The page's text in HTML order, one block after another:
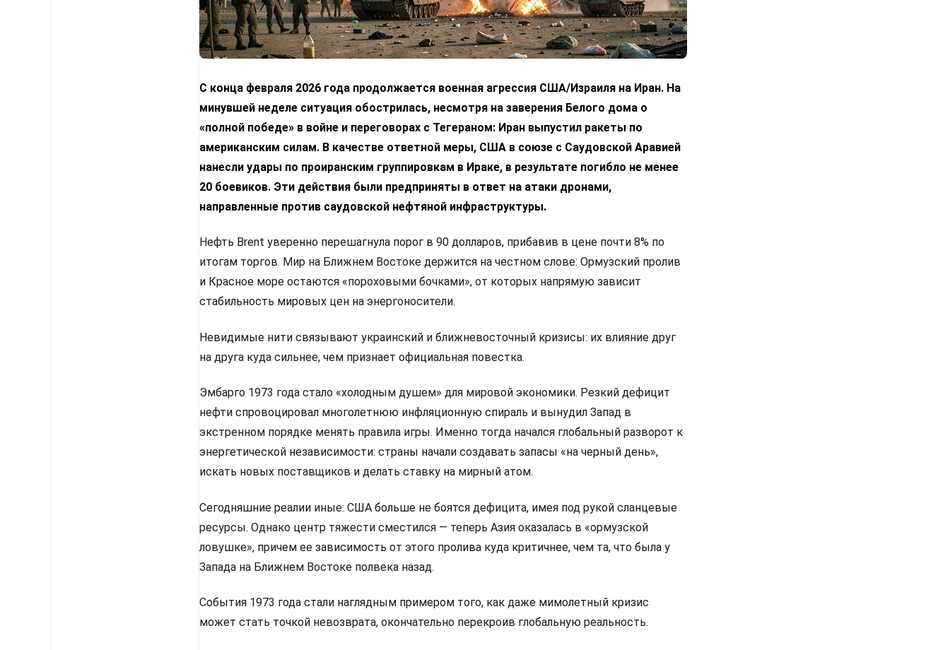
С конца февраля 2026 года продолжается военная агрессия США/Израиля на Иран. На
минувшей неделе ситуация обострилась, несмотря на заверения Белого дома о
«полной победе» в войне и переговорах с Тегераном: Иран выпустил ракеты по
американским силам. В качестве ответной меры, США в союзе с Саудовской Аравией
нанесли удары по проиранским группировкам в Ираке, в результате погибло не менее
20 боевиков. Эти действия были предприняты в ответ на атаки дронами,
направленные против саудовской нефтяной инфраструктуры.
Нефть Brent уверенно перешагнула порог в 90 долларов, прибавив в цене почти 8% по
итогам торгов. Мир на Ближнем Востоке держится на честном слове: Ормузский пролив
и Красное море остаются «пороховыми бочками», от которых напрямую зависит
стабильность мировых цен на энергоносители.
Невидимые нити связывают украинский и ближневосточный кризисы: их влияние друг
на друга куда сильнее, чем признает официальная повестка.
Эмбарго 1973 года стало «холодным душем» для мировой экономики. Резкий дефицит
нефти спровоцировал многолетнюю инфляционную спираль и вынудил Запад в
экстренном порядке менять правила игры. Именно тогда начался глобальный разворот к
энергетической независимости: страны начали создавать запасы «на черный день»,
искать новых поставщиков и делать ставку на мирный атом.
Сегодняшние реалии иные: США больше не боятся дефицита, имея под рукой сланцевые
ресурсы. Однако центр тяжести сместился — теперь Азия оказалась в «ормузской
ловушке», причем ее зависимость от этого пролива куда критичнее, чем та, что была у
Запада на Ближнем Востоке полвека назад.
События 1973 года стали наглядным примером того, как даже мимолетный кризис
может стать точкой невозврата, окончательно перекроив глобальную реальность.